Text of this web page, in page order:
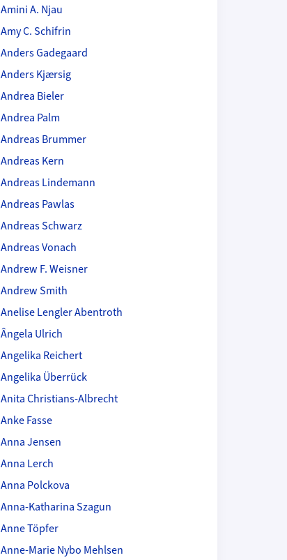
Amini A. Njau
Amy C. Schifrin
Anders Gadegaard
Anders Kjærsig
Andrea Bieler
Andrea Palm
Andreas Brummer
Andreas Kern
Andreas Lindemann
Andreas Pawlas
Andreas Schwarz
Andreas Vonach
Andrew F. Weisner
Andrew Smith
Anelise Lengler Abentroth
Ângela Ulrich
Angelika Reichert
Angelika Überrück
Anita Christians-Albrecht
Anke Fasse
Anna Jensen
Anna Lerch
Anna Polckova
Anna-Katharina Szagun
Anne Töpfer
Anne-Marie Nybo Mehlsen